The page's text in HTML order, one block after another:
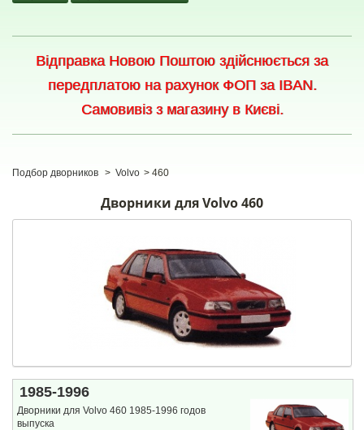
Відправка Новою Поштою здійснюється за
передплатою на рахунок ФОП за IBAN.
Самовивіз з магазину в Києві.
Подбор дворников > Volvo > 460
Дворники для Volvo 460
1985-1996
Дворники для Volvo 460 1985-1996 годов
выпуска